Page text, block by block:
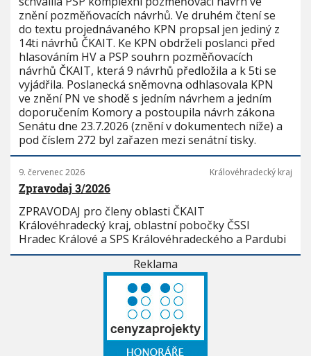
znění pozměňovacích návrhů. Ve druhém čtení se
do textu projednávaného KPN propsal jen jediný z
14ti návrhů ČKAIT. Ke KPN obdrželi poslanci před
hlasováním HV a PSP souhrn pozměňovacích
návrhů ČKAIT, která 9 návrhů předložila a k 5ti se
vyjádřila. Poslanecká sněmovna odhlasovala KPN
ve znění PN ve shodě s jedním návrhem a jedním
doporučením Komory a postoupila návrh zákona
Senátu dne 23.7.2026 (znění v dokumentech níže) a
pod číslem 272 byl zařazen mezi senátní tisky.
9. červenec 2026 Královéhradecký kraj
Zpravodaj 3/2026
ZPRAVODAJ pro členy oblasti ČKAIT
Královéhradecký kraj, oblastní pobočky ČSSI
Hradec Králové a SPS Královéhradeckého a Pardubi
Reklama